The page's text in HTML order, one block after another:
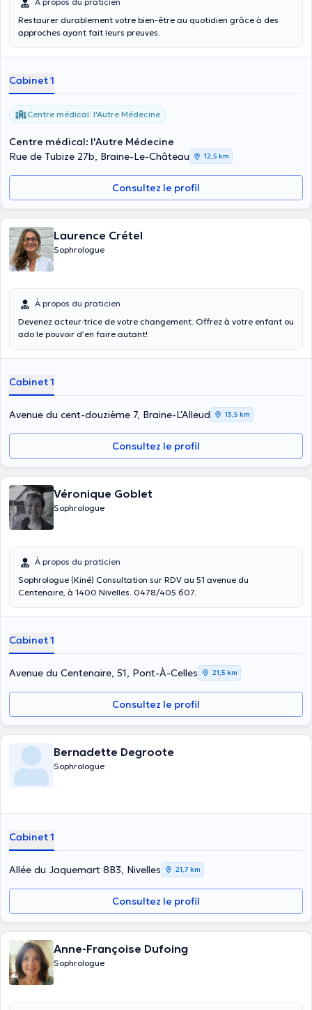
Restaurer durablement votre bien-être au quotidien grâce à des
approches ayant fait leurs preuves.
Cabinet 1
Centre médical: l'Autre Médecine
Centre médical: l'Autre Médecine
Rue de Tubize 27b, Braine-Le-Château
12,5 km
Consultez le profil
Laurence Crétel
Sophrologue
À propos du praticien
Devenez acteur·trice de votre changement. Offrez à votre enfant ou
ado le pouvoir d’en faire autant!
Cabinet 1
Avenue du cent-douzième 7, Braine-L'Alleud 13,5 km
Consultez le profil
Véronique Goblet
Sophrologue
À propos du praticien
Sophrologue (Kiné) Consultation sur RDV au 51 avenue du
Centenaire, à 1400 Nivelles. 0478/405 607.
Cabinet 1
Avenue du Centenaire, 51, Pont-À-Celles 21,5 km
Consultez le profil
Bernadette Degroote
Sophrologue
Cabinet 1
Allée du Jaquemart 8B3, Nivelles 21,7 km
Consultez le profil
Anne-Françoise Dufoing
Sophrologue